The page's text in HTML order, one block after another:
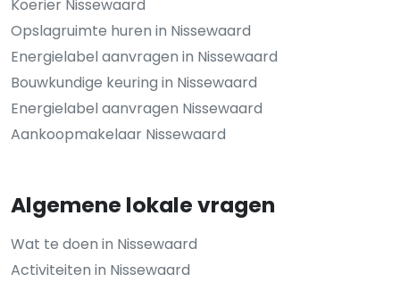
Koerier Nissewaard
Opslagruimte huren in Nissewaard
Energielabel aanvragen in Nissewaard
Bouwkundige keuring in Nissewaard
Energielabel aanvragen Nissewaard
Aankoopmakelaar Nissewaard
Algemene lokale vragen
Wat te doen in Nissewaard
Activiteiten in Nissewaard